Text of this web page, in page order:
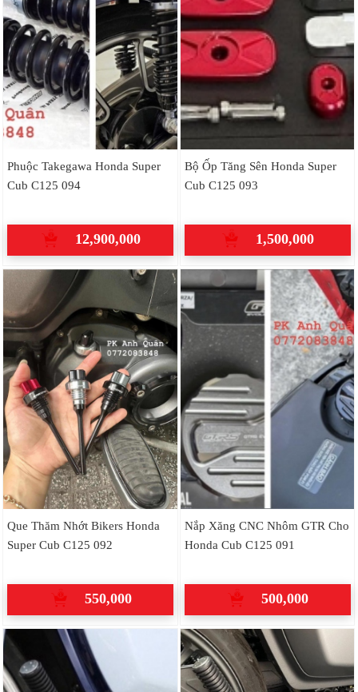
Phuộc Takegawa Honda Super
Cub C125 094
12,900,000
Bộ Ốp Tăng Sên Honda Super
Cub C125 093
1,500,000
Que Thăm Nhớt Bikers Honda
Super Cub C125 092
550,000
Nắp Xăng CNC Nhôm GTR Cho
Honda Cub C125 091
500,000